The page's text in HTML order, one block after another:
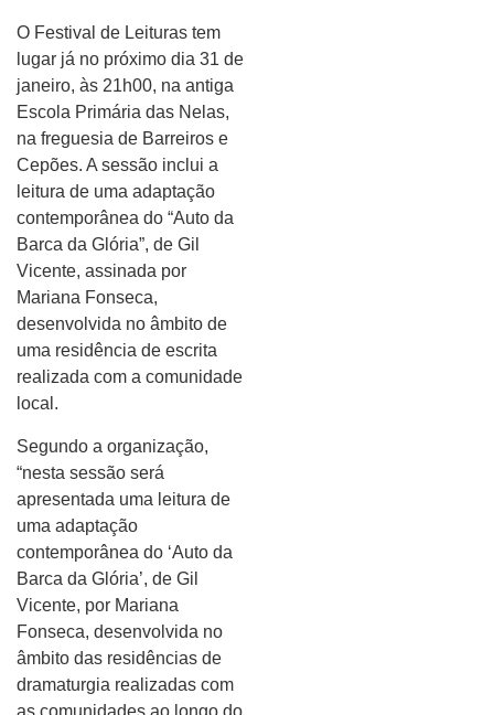
O Festival de Leituras tem
lugar já no próximo dia 31 de
janeiro, às 21h00, na antiga
Escola Primária das Nelas,
na freguesia de Barreiros e
Cepões. A sessão inclui a
leitura de uma adaptação
contemporânea do “Auto da
Barca da Glória”, de Gil
Vicente, assinada por
Mariana Fonseca,
desenvolvida no âmbito de
uma residência de escrita
realizada com a comunidade
local.
Segundo a organização,
“nesta sessão será
apresentada uma leitura de
uma adaptação
contemporânea do ‘Auto da
Barca da Glória’, de Gil
Vicente, por Mariana
Fonseca, desenvolvida no
âmbito das residências de
dramaturgia realizadas com
as comunidades ao longo do